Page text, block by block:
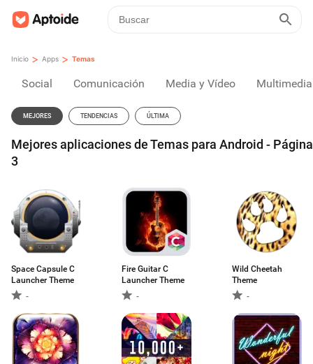
Inicio > Apps > Temas
Social Comunicación Media y Vídeo Multimedia
MEJORES TENDENCIAS ÚLTIMA
Mejores aplicaciones de Temas para Android - Página
3
Space Capsule C
Launcher Theme
-
Fire Guitar C
Launcher Theme
-
Wild Cheetah
Theme
-